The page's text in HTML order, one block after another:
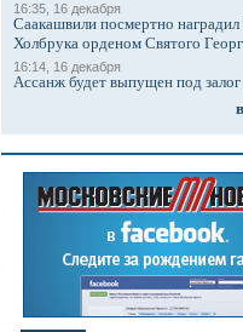
16:35, 16 декабря
Саакашвили посмертно
Холбрука орденом Святого
16:14, 16 декабря
Ассанж будет выпущен под залог